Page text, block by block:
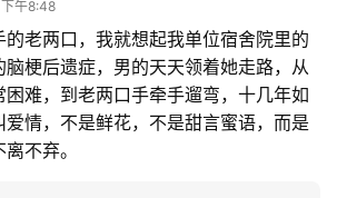
午8:48
的老两口，我就想起我单位宿舍院里的
脑梗后遗症，男的天天领着她走路，从
困难，到老两口手牵手遛弯，十几年如
爱情，不是鲜花，不是甜言蜜语，而是
不弃。